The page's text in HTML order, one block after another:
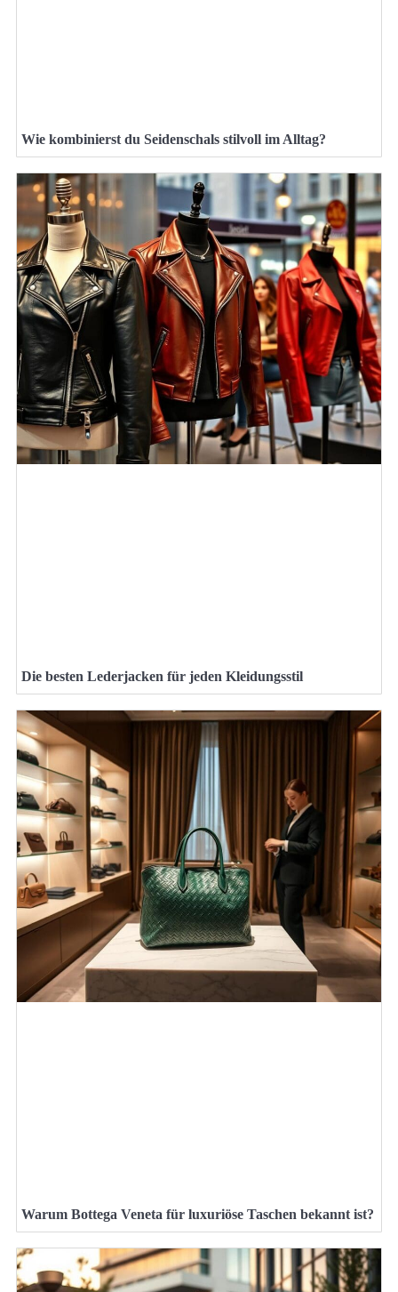
Wie kombinierst du Seidenschals stilvoll im Alltag?
Die besten Lederjacken für jeden Kleidungsstil
Warum Bottega Veneta für luxuriöse Taschen bekannt ist?